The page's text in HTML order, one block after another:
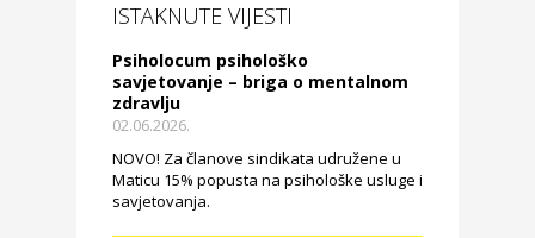
ISTAKNUTE VIJESTI
Psiholocum psihološko
savjetovanje – briga o mentalnom
zdravlju
02.06.2026.
NOVO! Za članove sindikata udružene u
Maticu 15% popusta na psihološke usluge i
savjetovanja.